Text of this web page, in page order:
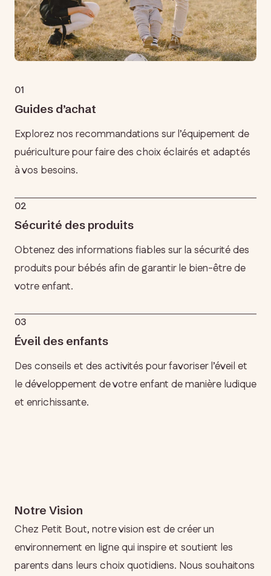
01
Guides d’achat
Explorez nos recommandations sur l’équipement de
puériculture pour faire des choix éclairés et adaptés
à vos besoins.
02
Sécurité des produits
Obtenez des informations fiables sur la sécurité des
produits pour bébés afin de garantir le bien-être de
votre enfant.
03
Éveil des enfants
Des conseils et des activités pour favoriser l’éveil et
le développement de votre enfant de manière ludique
et enrichissante.
Notre Vision
Chez Petit Bout, notre vision est de créer un
environnement en ligne qui inspire et soutient les
parents dans leurs choix quotidiens. Nous souhaitons